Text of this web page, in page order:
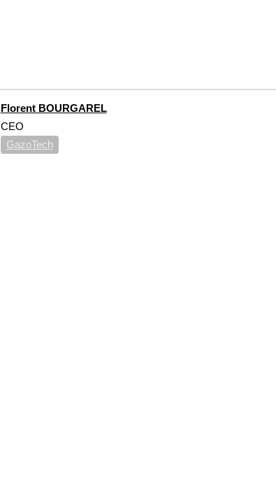
Florent BOURGAREL
CEO
GazoTech